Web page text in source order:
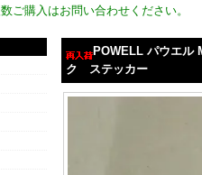
ご購入はお問い合わせください。
POWELL パウエル
ク ステッカー